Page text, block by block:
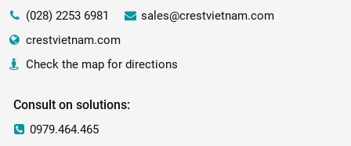
(028) 2253 6981
sales@crestvietnam.com
crestvietnam.com
Check the map for directions
Consult on solutions:
0979.464.465